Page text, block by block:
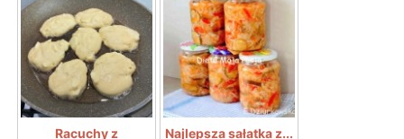
Racuchy z
Najlepsza sałatka z...